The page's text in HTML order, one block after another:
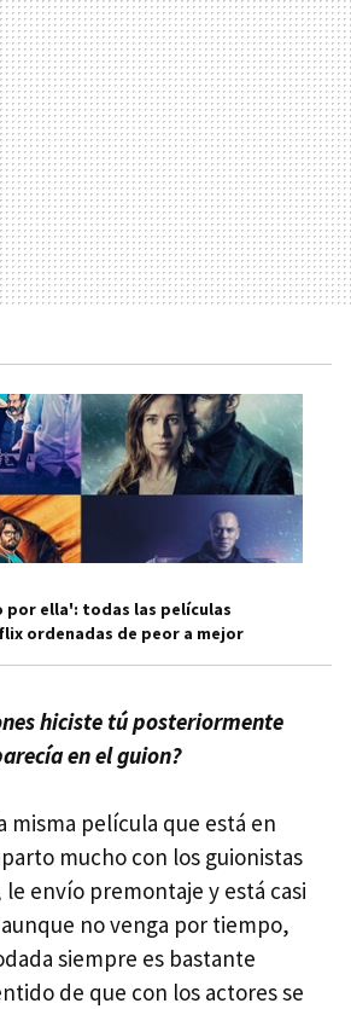
por ella': todas las películas
ordenadas de peor a mejor
hiciste tú posteriormente
en el guion?
misma película que está en
mucho con los guionistas
envío premontaje y está casi
no venga por tiempo,
siempre es bastante
de que con los actores se